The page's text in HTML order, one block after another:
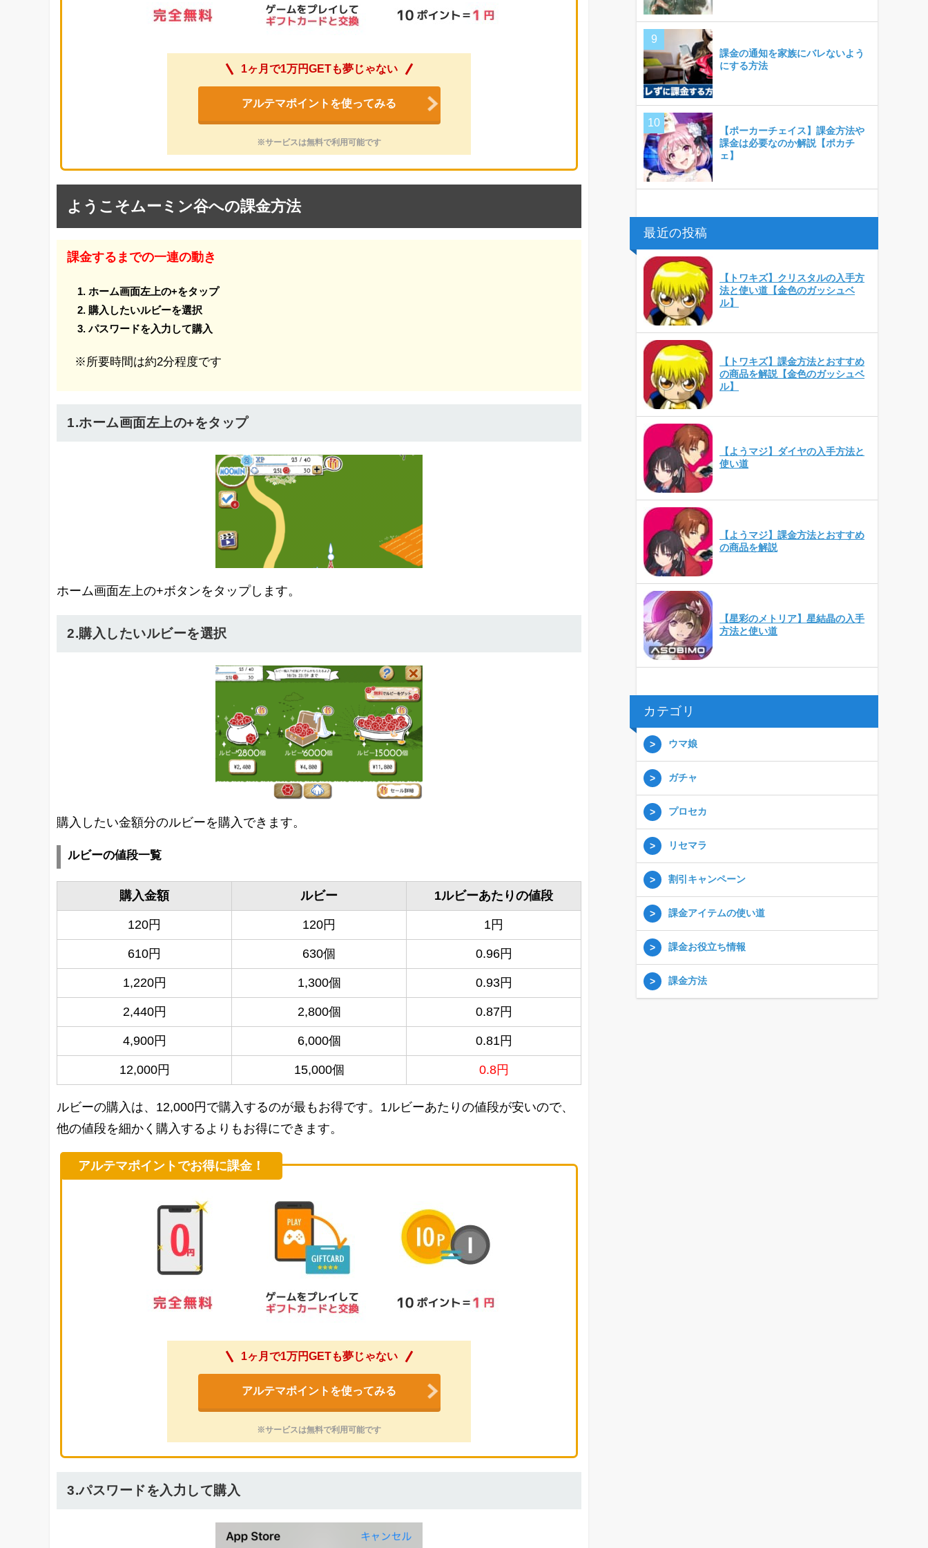
1ヶ月で1万円GETも夢じゃない
アルテマポイントを使ってみる
※サービスは無料で利用可能です
ようこそムーミン谷への課金方法
課金するまでの一連の動き
ホーム画面左上の+をタップ
購入したいルビーを選択
パスワードを入力して購入
※所要時間は約2分程度です
1.ホーム画面左上の+をタップ
ホーム画面左上の+ボタンをタップします。
2.購入したいルビーを選択
購入したい金額分のルビーを購入できます。
ルビーの値段一覧
購入金額 ルビー 1ルビーあたりの値段
120円 120円 1円
610円 630個 0.96円
1,220円 1,300個 0.93円
2,440円 2,800個 0.87円
4,900円 6,000個 0.81円
12,000円 15,000個 0.8円
ルビーの購入は、12,000円で購入するのが最もお得です。1ルビーあたりの値段が安いので、
他の値段を細かく購入するよりもお得にできます。
アルテマポイントでお得に課金！
1ヶ月で1万円GETも夢じゃない
アルテマポイントを使ってみる
※サービスは無料で利用可能です
3.パスワードを入力して購入
課金の通知を家族にバレないよう
にする方法
【ポーカーチェイス】課金方法や
課金は必要なのか解説【ポカチ
ェ】
最近の投稿
【トワキズ】クリスタルの入手方
法と使い道【金色のガッシュベ
ル】
【トワキズ】課金方法とおすすめ
の商品を解説【金色のガッシュベ
ル】
【ようマジ】ダイヤの入手方法と
使い道
【ようマジ】課金方法とおすすめ
の商品を解説
【星彩のメトリア】星結晶の入手
方法と使い道
カテゴリ
ウマ娘
ガチャ
プロセカ
リセマラ
割引キャンペーン
課金アイテムの使い道
課金お役立ち情報
課金方法